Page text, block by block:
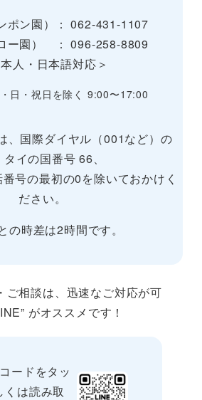
ポン園）： 062-431-1107
ー園） ： 096-258-8809
人・日本語対応＞
日・祝日を除く 9:00〜17:00
、国際ダイヤル（001など）の
イの国番号 66、
号の最初の0を除いておかけく
ださい。
の時差は2時間です。
ご相談は、迅速なご対応が可
がオススメです！
ードをタッ
くは読み取